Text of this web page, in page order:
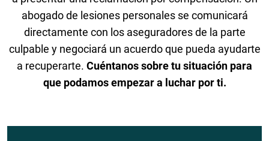
abogado de lesiones personales se comunicará
directamente con los aseguradores de la parte
culpable y negociará un acuerdo que pueda ayudarte
a recuperarte. Cuéntanos sobre tu situación para
que podamos empezar a luchar por ti.